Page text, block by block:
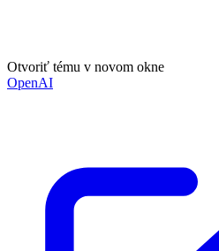
Otvoriť tému v novom okne
OpenAI